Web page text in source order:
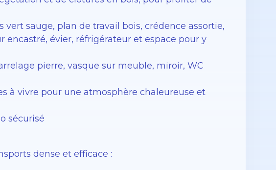
sauge, plan de travail bois, crédence assortie,
encastré, évier, réfrigérateur et espace pour y
pierre, vasque sur meuble, miroir, WC
à vivre pour une atmosphère chaleureuse et
sécurisé
dense et efficace :